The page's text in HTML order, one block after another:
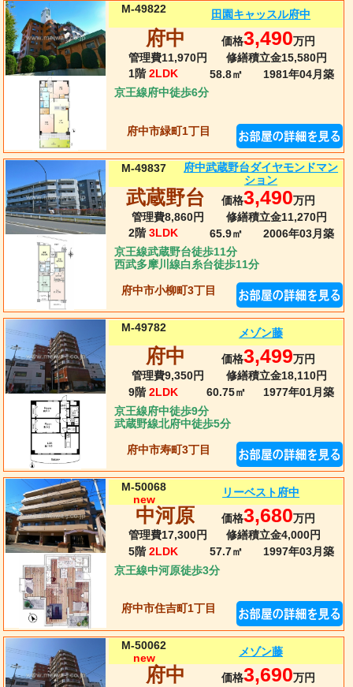
M-49822 田園キャッスル府中
府中 価格3,490万円
管理費11,970円
修繕積立金15,580円
1階 2LDK 58.8㎡ 1981年04月 築
京王線府中徒歩6分
府中市緑町1丁目
M-49837
府中武蔵野台ダイヤモンドマン
ション
武蔵野台 価格3,490万円
管理費8,860円
修繕積立金11,270円
2階 3LDK 65.9㎡ 2006年03月築
京王線武蔵野台徒歩11分
西武多摩川線白糸台徒歩11分
府中市小柳町3丁目
M-49782 メゾン藤
府中 価格3,499万円
管理費9,350円
修繕積立金18,110円
9階 2LDK 60.75㎡ 1977年01月 築
京王線府中徒歩9分
武蔵野線北府中徒歩5分
府中市寿町3丁目
M-50068
new
リーベスト府中
中河原 価格3,680万円
管理費17,300円
修繕積立金4,000円
5階 2LDK 57.7㎡ 1997年03月 築
京王線中河原徒歩3分
府中市住吉町1丁目
M-50062
new
メゾン藤
府中 価格3,690万円